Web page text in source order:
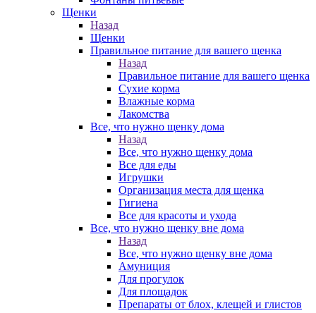
Щенки
Назад
Щенки
Правильное питание для вашего щенка
Назад
Правильное питание для вашего щенка
Сухие корма
Влажные корма
Лакомства
Все, что нужно щенку дома
Назад
Все, что нужно щенку дома
Все для еды
Игрушки
Организация места для щенка
Гигиена
Все для красоты и ухода
Все, что нужно щенку вне дома
Назад
Все, что нужно щенку вне дома
Амуниция
Для прогулок
Для площадок
Препараты от блох, клещей и глистов